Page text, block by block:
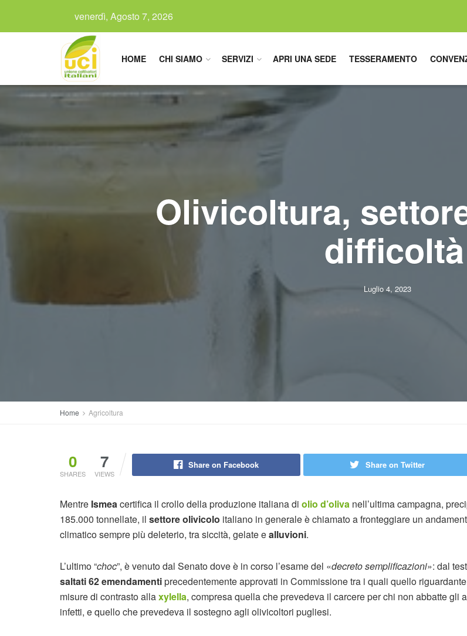
venerdì, Agosto 7, 2026
HOME CHI SIAMO SERVIZI APRI UNA SEDE TESSERAMENTO
Olivicoltura,
difficoltà
Luglio 4, 2023
Home Agricoltura
0
SHARES
7
VIEWS
Share on Facebook Share on Twitter
Mentre Ismeacertifica il crollo della produzione italiana di olio d’oliva nell’ultima campagna,
185.000 tonnellate, il settore olivicolo italiano in generale è chiamato a fronteggiare un
climatico sempre più deleterio, tra siccità, gelate ealluvioni.
L’ultimo “choc”, è venuto dal Senato dove è in corso l’esame del «decreto semplificazioni»: dal
saltati 62 emendamentiprecedentemente approvati in Commissione tra i quali quello
misure di contrasto allaxylella, compresa quella che prevedeva il carcere per chi non abbatte gli
infetti, e quello che prevedeva il sostegno agli olivicoltori pugliesi.